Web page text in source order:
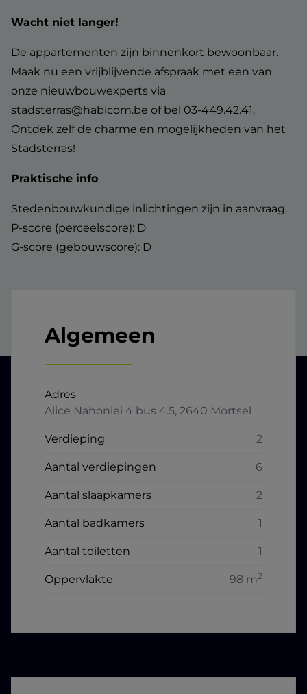
Wacht niet langer!
De appartementen zijn binnenkort bewoonbaar.
Maak nu een vrijblijvende afspraak met een van
onze nieuwbouwexperts via
stadsterras@habicom.be of bel 03-449.42.41.
Ontdek zelf de charme en mogelijkheden van het
Stadsterras!
Praktische info
Stedenbouwkundige inlichtingen zijn in aanvraag.
P-score (perceelscore): D
G-score (gebouwscore): D
Algemeen
Adres
Alice Nahonlei 4 bus 4.5, 2640 Mortsel
Verdieping 2
Aantal verdiepingen 6
Aantal slaapkamers 2
Aantal badkamers 1
Aantal toiletten 1
Oppervlakte 98 m2